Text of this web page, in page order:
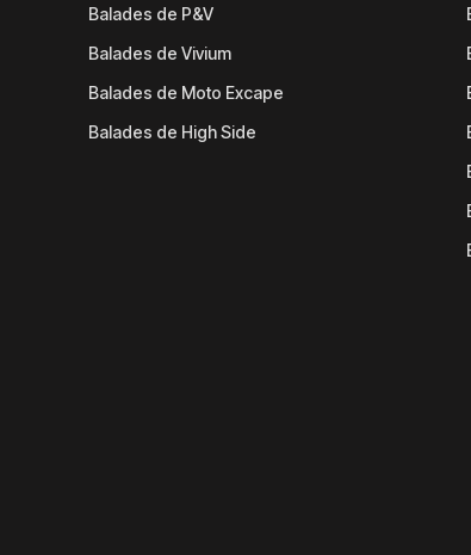
Balades de P&V
Balades de Vivium
Balades de Moto Excape
Balades de High Side